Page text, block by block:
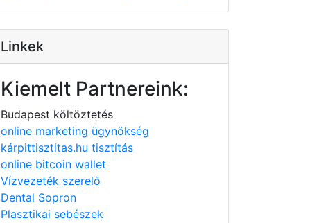
Linkek
Kiemelt Partnereink:
Budapest költöztetés
online marketing ügynökség
kárpittisztitas.hu tisztítás
online bitcoin wallet
Vízvezeték szerelő
Dental Sopron
Plasztikai sebészek